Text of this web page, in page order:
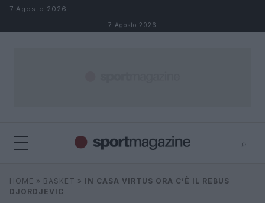
Salta al contenuto
7 Agosto 2026
7 Agosto 2026
⌕
Cerca
HOME » BASKET » IN CASA VIRTUS ORA C’È IL REBUS
DJORDJEVIC